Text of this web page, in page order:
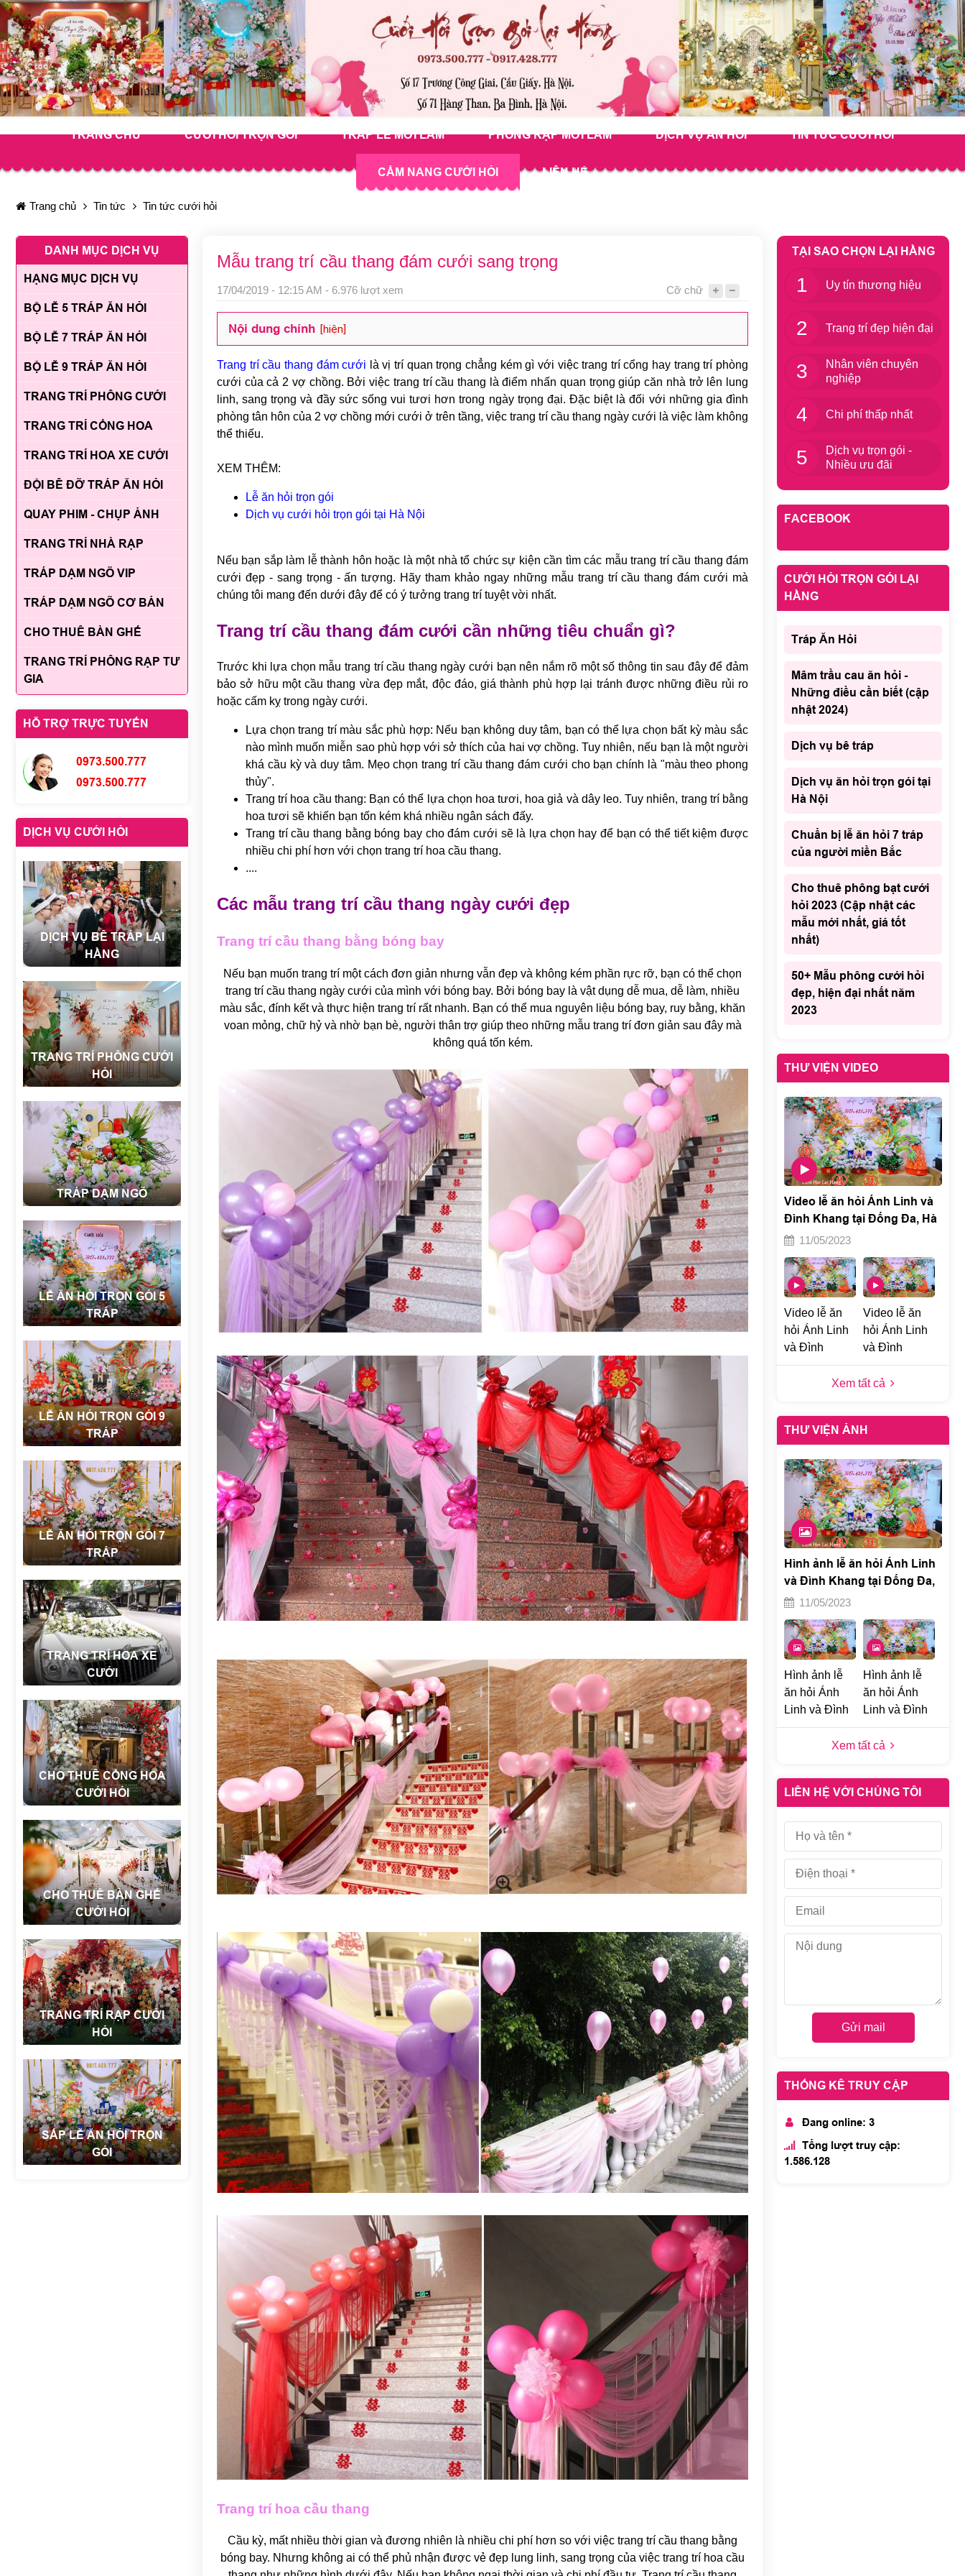
TRANG CHỦ CƯỚI HỎI TRỌN GÓI TRÁP LỄ MỚI LÀM PHÔNG RẠP MỚI LÀM DỊCH VỤ ĂN HỎI TIN TỨC CƯỚI HỎI
CẨM NANG CƯỚI HỎI LIÊN HỆ
Trang chủ Tin tức Tin tức cưới hỏi
DANH MỤC DỊCH VỤ
HẠNG MỤC DỊCH VỤ
BỘ LỄ 5 TRÁP ĂN HỎI
BỘ LỄ 7 TRÁP ĂN HỎI
BỘ LỄ 9 TRÁP ĂN HỎI
TRANG TRÍ PHÔNG CƯỚI
TRANG TRÍ CỔNG HOA
TRANG TRÍ HOA XE CƯỚI
ĐỘI BÊ ĐỠ TRÁP ĂN HỎI
QUAY PHIM - CHỤP ẢNH
TRANG TRÍ NHÀ RẠP
TRÁP DẠM NGÕ VIP
TRÁP DẠM NGÕ CƠ BẢN
CHO THUÊ BÀN GHẾ
TRANG TRÍ PHÔNG RẠP TƯ
GIA
HỖ TRỢ TRỰC TUYẾN
0973.500.777
0973.500.777
DỊCH VỤ CƯỚI HỎI
DỊCH VỤ BÊ TRÁP LẠI
HẰNG
TRANG TRÍ PHÔNG CƯỚI
HỎI
TRÁP DẠM NGÕ
LỄ ĂN HỎI TRỌN GÓI 5
TRÁP
LỄ ĂN HỎI TRỌN GÓI 9
TRÁP
LỄ ĂN HỎI TRỌN GÓI 7
TRÁP
TRANG TRÍ HOA XE
CƯỚI
CHO THUÊ CỔNG HOA
CƯỚI HỎI
CHO THUÊ BÀN GHẾ
CƯỚI HỎI
TRANG TRÍ RẠP CƯỚI
HỎI
SẮP LỄ ĂN HỎI TRỌN
GÓI
Mẫu trang trí cầu thang đám cưới sang trọng
17/04/2019 - 12:15 AM - 6.976 lượt xem Cỡ chữ
Nội dung chính [hiện]
Trang trí cầu thang đám cưới là vị trí quan trọng chẳng kém gì với việc trang trí cổng hay trang trí phòng
cưới của cả 2 vợ chồng. Bởi việc trang trí cầu thang là điểm nhấn quan trọng giúp căn nhà trở lên lung
linh, sang trọng và đầy sức sống vui tươi hơn trong ngày trọng đại. Đặc biệt là đối với những gia đình
phòng tân hôn của 2 vợ chồng mới cưới ở trên tầng, việc trang trí cầu thang ngày cưới là việc làm không
thể thiếu.
XEM THÊM:
Lễ ăn hỏi trọn gói
Dịch vụ cưới hỏi trọn gói tại Hà Nội
Nếu bạn sắp làm lễ thành hôn hoặc là một nhà tổ chức sự kiện cần tìm các mẫu trang trí cầu thang đám
cưới đẹp - sang trọng - ấn tượng. Hãy tham khảo ngay những mẫu trang trí cầu thang đám cưới mà
chúng tôi mang đến dưới đây để có ý tưởng trang trí tuyệt vời nhất.
Trang trí cầu thang đám cưới cần những tiêu chuẩn gì?
Trước khi lựa chọn mẫu trang trí cầu thang ngày cưới bạn nên nắm rõ một số thông tin sau đây để đảm
bảo sở hữu một cầu thang vừa đẹp mắt, độc đáo, giá thành phù hợp lại tránh được những điều rủi ro
hoặc cấm kỵ trong ngày cưới.
Lựa chọn trang trí màu sắc phù hợp: Nếu bạn không duy tâm, bạn có thể lựa chọn bất kỳ màu sắc
nào mình muốn miễn sao phù hợp với sở thích của hai vợ chồng. Tuy nhiên, nếu bạn là một người
khá cầu kỳ và duy tâm. Mẹo chọn trang trí cầu thang đám cưới cho bạn chính là "màu theo phong
thủy".
Trang trí hoa cầu thang: Bạn có thể lựa chọn hoa tươi, hoa giả và dây leo. Tuy nhiên, trang trí bằng
hoa tươi sẽ khiến bạn tốn kém khá nhiều ngân sách đấy.
Trang trí cầu thang bằng bóng bay cho đám cưới sẽ là lựa chọn hay để bạn có thể tiết kiệm được
nhiều chi phí hơn với chọn trang trí hoa cầu thang.
....
Các mẫu trang trí cầu thang ngày cưới đẹp
Trang trí cầu thang bằng bóng bay
Nếu bạn muốn trang trí một cách đơn giản nhưng vẫn đẹp và không kém phần rực rỡ, bạn có thể chọn
trang trí cầu thang ngày cưới của mình với bóng bay. Bởi bóng bay là vật dụng dễ mua, dễ làm, nhiều
màu sắc, đính kết và thực hiện trang trí rất nhanh. Bạn có thể mua nguyên liệu bóng bay, ruy bằng, khăn
voan mỏng, chữ hỷ và nhờ bạn bè, người thân trợ giúp theo những mẫu trang trí đơn giản sau đây mà
không quá tốn kém.
Trang trí hoa cầu thang
Cầu kỳ, mất nhiều thời gian và đương nhiên là nhiều chi phí hơn so với việc trang trí cầu thang bằng
bóng bay. Nhưng không ai có thể phủ nhận được vẻ đẹp lung linh, sang trọng của việc trang trí hoa cầu
TẠI SAO CHỌN LẠI HẰNG
1 Uy tín thương hiệu
2 Trang trí đẹp hiện đại
3
Nhân viên chuyên
nghiệp
4 Chi phí thấp nhất
5
Dịch vụ trọn gói -
Nhiều ưu đãi
FACEBOOK
CƯỚI HỎI TRỌN GÓI LẠI
HẰNG
Tráp Ăn Hỏi
Mâm trầu cau ăn hỏi -
Những điều cần biết (cập
nhật 2024)
Dịch vụ bê tráp
Dịch vụ ăn hỏi trọn gói tại
Hà Nội
Chuẩn bị lễ ăn hỏi 7 tráp
của người miền Bắc
Cho thuê phông bạt cưới
hỏi 2023 (Cập nhật các
mẫu mới nhất, giá tốt
nhất)
50+ Mẫu phông cưới hỏi
đẹp, hiện đại nhất năm
2023
THƯ VIỆN VIDEO
Video lễ ăn hỏi Ánh Linh và
Đình Khang tại Đống Đa, Hà
Nội 211/05/2023
Video lễ ăn
hỏi Ánh Linh
và Đình
Khang tại
Đống Đa, Hà
Video lễ ăn
hỏi Ánh Linh
và Đình
Khang tại
Đống Đa, Hà
Xem tất cả
THƯ VIỆN ẢNH
Hình ảnh lễ ăn hỏi Ánh Linh
và Đình Khang tại Đống Đa,
Hà Nội e
11/05/2023
Hình ảnh lễ
ăn hỏi Ánh
Linh và Đình
Khang tại
Đống Đa, Hà
Hình ảnh lễ
ăn hỏi Ánh
Linh và Đình
Khang tại
Đống Đa, Hà
Xem tất cả
LIÊN HỆ VỚI CHÚNG TÔI
Gửi mail
THỐNG KÊ TRUY CẬP
Đang online: 3
Tổng lượt truy cập:
1.586.128